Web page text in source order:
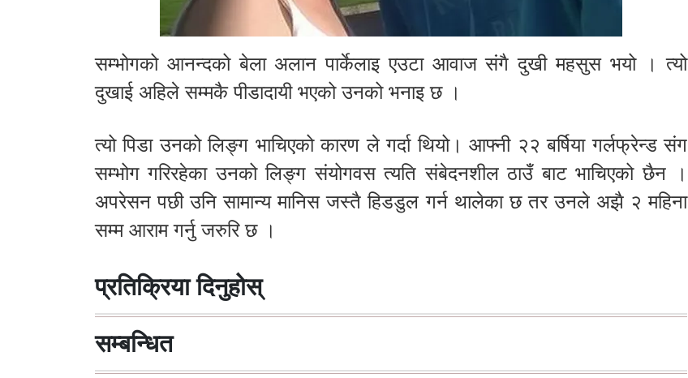
सम्भोगको आनन्दको बेला अलान पार्केलाइ एउटा आवाज संगै दुखी महसुस भयो । त्यो
दुखाई अहिले सम्मकै पीडादायी भएको उनको भनाइ छ ।
त्यो पिडा उनको लिङ्ग भाचिएको कारण ले गर्दा थियो। आफ्नी २२ बर्षिया गर्लफ्रेन्ड संग
सम्भोग गरिरहेका उनको लिङ्ग संयोगवस त्यति संबेदनशील ठाउँ बाट भाचिएको छैन ।
अपरेसन पछी उनि सामान्य मानिस जस्तै हिडडुल गर्न थालेका छ तर उनले अझै २ महिना
सम्म आराम गर्नु जरुरि छ ।
प्रतिक्रिया दिनुहोस्
सम्बन्धित